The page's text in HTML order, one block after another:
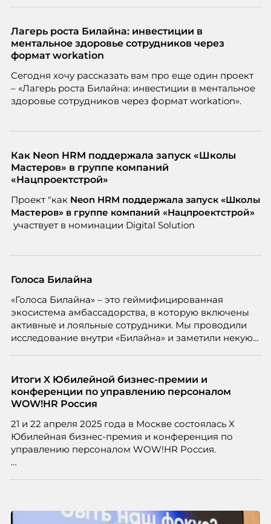
Лагерь роста Билайна: инвестиции в
ментальное здоровье сотрудников через
формат workation
Сегодня хочу рассказать вам про еще один проект
– «Лагерь роста Билайна: инвестиции в ментальное
здоровье сотрудников через формат workation».
Как Neon HRM поддержала запуск «Школы
Мастеров» в группе компаний
«Нацпроектстрой»
Проект "какNeon HRM поддержала запуск «Школы
Мастеров» в группе компаний «Нацпроектстрой»
участвует в номинации Digital Solution
Голоса Билайна
«Голоса Билайна» – это геймифицированная
экосистема амбассадорства, в которую включены
активные и лояльные сотрудники. Мы проводили
исследование внутри «Билайна» и заметили некую
благодарности и публичного признания.
Итоги X Юбилейной бизнес-премии и
конференции по управлению персоналом
WOW!HR Россия
21 и 22 апреля 2025 года в Москве состоялась X
Юбилейная бизнес-премия и конференция по
управлению персоналом WOW!HR Россия.